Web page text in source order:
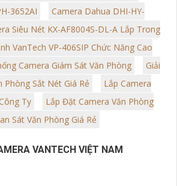
3652AI
Camera Dahua DHI-HY-
Siêu Nét KX-AF8004S-DL-A Lắp Trong
VanTech VP-406SIP Chức Năng Cao
Camera Giám Sát Văn Phòng
Giải
Phòng Sắt Nét Giá Rẻ
Lắp Camera
Ty
Lắp Đặt Camera Văn Phòng
Sát Văn Phòng Giá Rẻ
VANTECH VIỆT NAM